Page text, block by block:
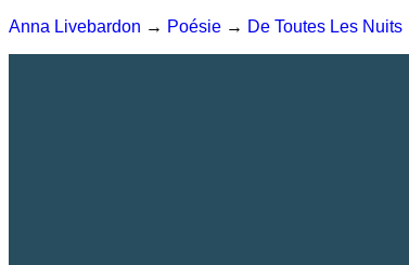
Anna Livebardon → Poésie → De Toutes Les Nuits